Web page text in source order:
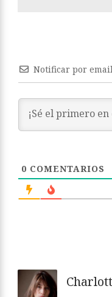
Notificar por
0 COMENTARIOS